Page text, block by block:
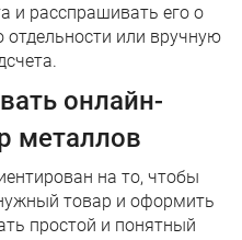
и расспрашивать его о
отдельности или вручную
онлайн-
металлов
на то, чтобы
товар и оформить
простой и понятный